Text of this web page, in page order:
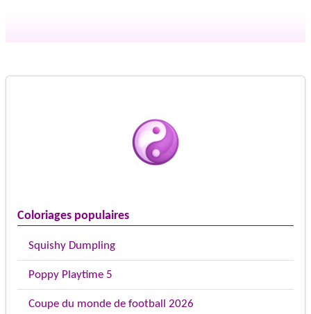
Coloriages populaires
Squishy Dumpling
Poppy Playtime 5
Coupe du monde de football 2026